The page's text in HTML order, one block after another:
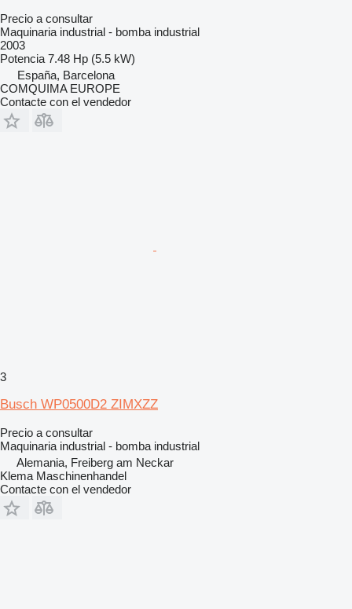
Precio a consultar
Maquinaria industrial - bomba industrial
2003
Potencia 7.48 Hp (5.5 kW)
España, Barcelona
COMQUIMA EUROPE
Contacte con el vendedor
3
Busch WP0500D2 ZIMXZZ
Precio a consultar
Maquinaria industrial - bomba industrial
Alemania, Freiberg am Neckar
Klema Maschinenhandel
Contacte con el vendedor